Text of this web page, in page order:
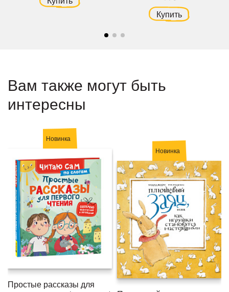
Купить
Вам также могут быть
интересны
Новинка
Простые рассказы для
Новинка